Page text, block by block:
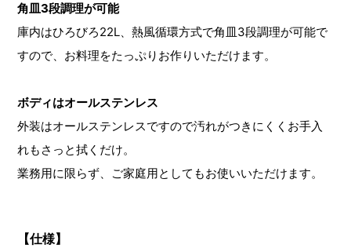
角皿3段調理が可能
庫内はひろびろ22L、熱風循環方式で角皿3段調理が可能で
すので、お料理をたっぷりお作りいただけます。
ボディはオールステンレス
外装はオールステンレスですので汚れがつきにくくお手入
れもさっと拭くだけ。
業務用に限らず、ご家庭用としてもお使いいただけます。
【仕様】